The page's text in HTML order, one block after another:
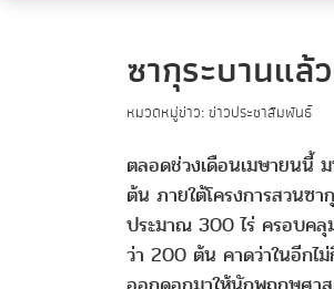
ซากุระบานแล้
หมวดหมู่ข่าว: ข่าวประชาสัมพันธ์
ตลอดช่วงเดือนเมษายนนี้
ต้น ภายใต้โครงการสวนซ
ประมาณ 300 ไร่ ครอบค
ว่า 200 ต้น คาดว่าในอีกไ